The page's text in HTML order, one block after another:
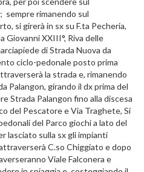
sempre rimanendo sul
si girerà in sx su F.ta Pecheria,
Giovanni XXIII°, Riva delle
di Strada Nuova da
ciclo-pedonale posto prima
la strada e, rimanendo
Palangon, girando il dx prima del
Strada Palangon fino alla discesa
del Pescatore e Via Traghete, Si
del Parco giochi a lato del
lasciato sulla sx gli impianti
C.so Chiggiato e dopo
Viale Falconera e